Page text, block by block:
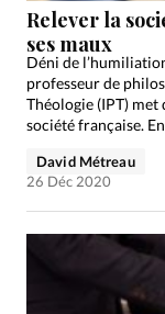
Actualité
Dossier
Opinions
Société
Tour
Relever la
ses maux
Déni de
professeur de
Théologie (IPT)
société française.
David Métreau
26 Déc 2020